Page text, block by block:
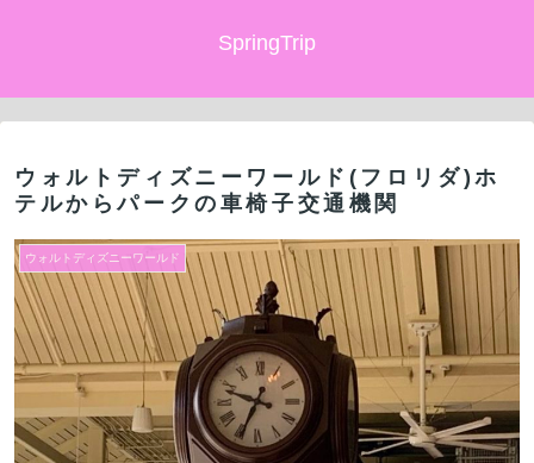
SpringTrip
ウォルトディズニーワールド(フロリダ)ホ
テルからパークの車椅子交通機関
ウォルトディズニーワールド